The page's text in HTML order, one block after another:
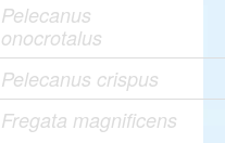
Pelecanus
onocrotalus
Pelecanus crispus
Fregata magnificens